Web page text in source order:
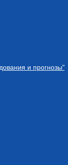
и прогнозы"